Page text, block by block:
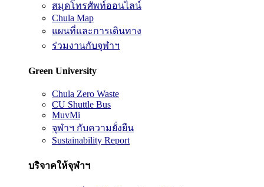
สมุดโทรศัพท์ออนไลน์
Chula Map
แผนที่และการเดินทาง
ร่วมงานกับจุฬาฯ
Green University
Chula Zero Waste
CU Shuttle Bus
MuvMi
จุฬาฯ กับความยั่งยืน
Sustainability Report
บริจาคให้จุฬาฯ